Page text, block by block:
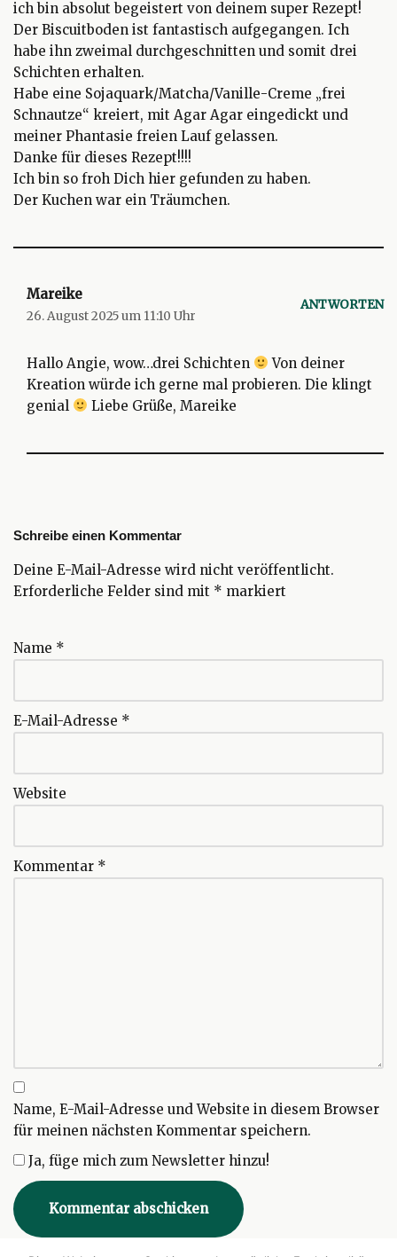
ich bin absolut begeistert von deinem super Rezept!
Der Biscuitboden ist fantastisch aufgegangen. Ich
habe ihn zweimal durchgeschnitten und somit drei
Schichten erhalten.
Habe eine Sojaquark/Matcha/Vanille-Creme „frei
Schnautze“ kreiert, mit Agar Agar eingedickt und
meiner Phantasie freien Lauf gelassen.
Danke für dieses Rezept!!!!
Ich bin so froh Dich hier gefunden zu haben.
Der Kuchen war ein Träumchen.
Mareike
26. August 2025 um 11:10 Uhr
ANTWORTEN
Hallo Angie, wow…drei Schichten
Von deiner
Kreation würde ich gerne mal probieren. Die klingt
genial
Liebe Grüße, Mareike
Schreibe einen Kommentar
Deine E-Mail-Adresse wird nicht veröffentlicht.
Erforderliche Felder sind mit * markiert
Name *
E-Mail-Adresse *
Website
Kommentar *
Name, E-Mail-Adresse und Website in diesem Browser
für meinen nächsten Kommentar speichern.
Ja, füge mich zum Newsletter hinzu!